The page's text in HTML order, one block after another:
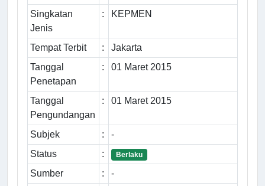
Singkatan
Jenis
: KEPMEN
Tempat Terbit :
Jakarta
Tanggal
Penetapan
: 01 Maret 2015
Tanggal
Pengundangan
: 01 Maret 2015
Subjek :
-
Status
: Berlaku
Sumber : -